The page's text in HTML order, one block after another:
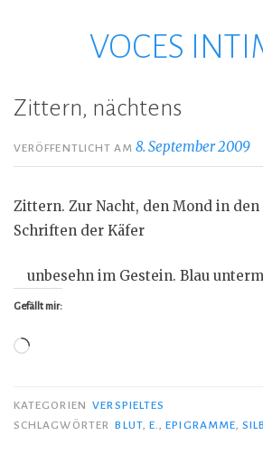
VOCES
Zittern, nächtens
VERÖFFENTLICHT AM8. September 2009
Zittern. Zur Nacht, den Mond in den
Schriften der Käfer
unbesehn im Gestein. Blau
Gefällt mir:
Wird
KATEGORIEN VERSPIELTES
SCHLAGWÖRTER
BLUT, E. ,EPIGRAMME ,